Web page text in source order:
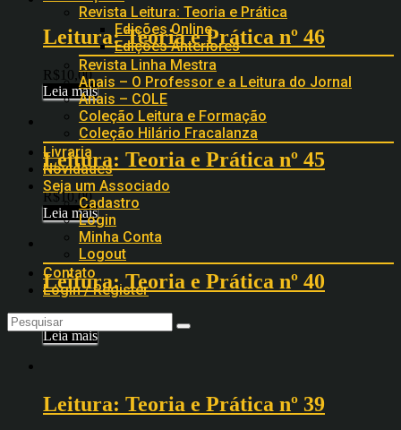
Revista Leitura: Teoria e Prática
Edições Online
Edições Anteriores
Revista Linha Mestra
Anais – O Professor e a Leitura do Jornal
Anais – COLE
Coleção Leitura e Formação
Coleção Hilário Fracalanza
Livraria
Novidades
Seja um Associado
Cadastro
Login
Minha Conta
Logout
Contato
Login / Register
Leitura: Teoria e Prática nº 46
R$ 10,00
Leia mais
Leitura: Teoria e Prática nº 45
R$10,00
Leia mais
Leitura: Teoria e Prática nº 40
R$10,00
Leia mais
Leitura: Teoria e Prática nº 39